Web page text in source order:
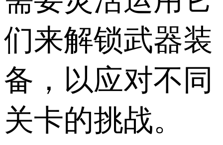
们来解锁武器装
备，以应对不同
关卡的挑战。